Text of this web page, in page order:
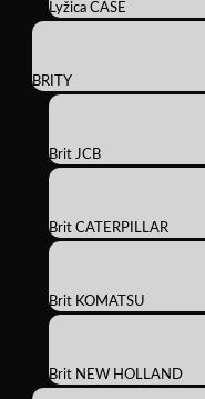
Lyžica CASE
BRITY
Brit JCB
Brit CATERPILLAR
Brit KOMATSU
Brit NEW HOLLAND